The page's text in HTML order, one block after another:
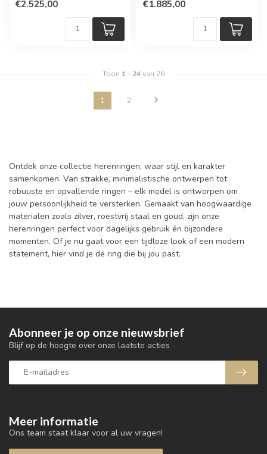
€2.525,00 €1.885,00
Toon 1 - 24van 26
1 2
Ontdek onze collectie herenringen, waar stijl en karakter
samenkomen. Van strakke, minimalistische ontwerpen tot
robuuste en opvallende ringen – elk model is ontworpen om
jouw persoonlijkheid te versterken. Gemaakt van hoogwaardige
materialen zoals zilver, roestvrij staal en goud, zijn onze
herenringen perfect voor dagelijks gebruik én bijzondere
momenten. Of je nu gaat voor een tijdloze look of een modern
statement, hier vind je de ring die bij jou past.
Meer informatie
Ons team staat klaar voor al uw vragen!
Abonneer je op onze nieuwsbrief
Blijf op de hoogte over onze laatste acties